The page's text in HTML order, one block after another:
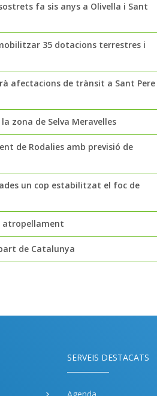
fa sis anys a Olivella i Sant
35 dotacions terrestres i
afectacions de trànsit a Sant Pere
zona de Selva Meravelles
de Rodalies amb previsió de
un cop estabilitzat el foc de
atropellament
de Catalunya
SERVEIS DESTACATS